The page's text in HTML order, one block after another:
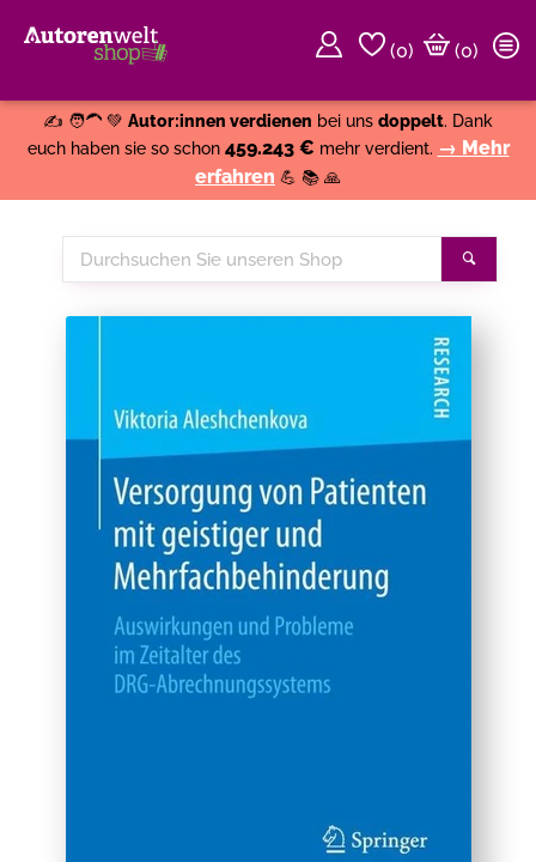
(0)
(0)
✍️ 🧑‍🦱 💚 Autor:innen verdienen bei uns doppelt. Dank
euch haben sie so schon 459.243 € mehr verdient. → Mehr
erfahren 💪 📚 🙏
Durchsuchen
Sie